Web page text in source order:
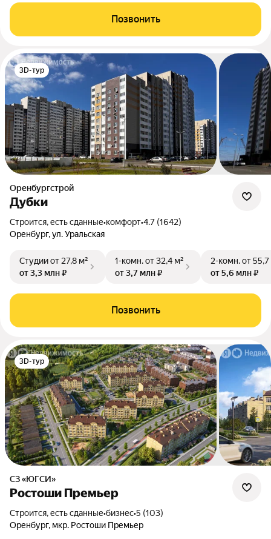
Позвонить
3D-тур
Оренбургстрой
Дубки
Строится, есть сданные•комфорт•4.7 (1642)
Оренбург, ул. Уральская
Студииот 27,8 м²
от 3,3 млн ₽
1-комн.от 32,4 м²
от 3,7 млн ₽
2-комн.от 55,7
от 5,6 млн ₽
Позвонить
3D-тур
СЗ «ЮГСИ»
Ростоши Премьер
Строится, есть сданные•бизнес•5 (103)
Оренбург, мкр. Ростоши Премьер